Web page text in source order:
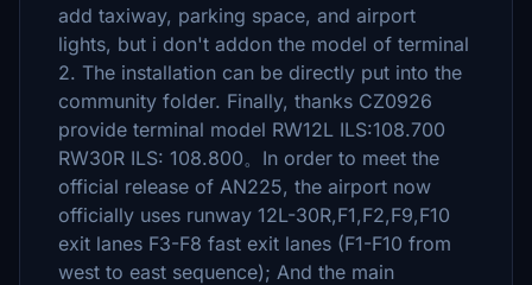
add taxiway, parking space, and airport
lights, but i don't addon the model of terminal
2. The installation can be directly put into the
community folder. Finally, thanks CZ0926
provide terminal model RW12L ILS:108.700
RW30R ILS: 108.800。In order to meet the
official release of AN225, the airport now
officially uses runway 12L-30R,F1,F2,F9,F10
exit lanes F3-F8 fast exit lanes (F1-F10 from
west to east sequence); And the main